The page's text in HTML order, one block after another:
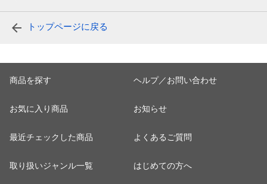
トップページに戻る
商品を探す
お気に入り商品
最近チェックした商品
取り扱いジャンル一覧
ヘルプ／お問い合わせ
お知らせ
よくあるご質問
はじめての方へ